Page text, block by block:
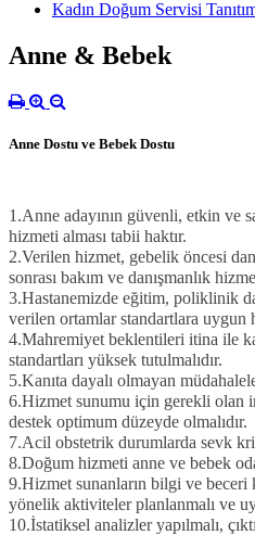
Kadın Doğum Servisi
Anne & Bebek
Anne Dostu ve Bebek Dostu
1.Anne adayının güvenli, etkin ve
hizmeti alması tabii haktır.
2.Verilen hizmet, gebelik öncesi
sonrası bakım ve danışmanlık
3.Hastanemizde eğitim, poliklinik
verilen ortamlar standartlara uygun
4.Mahremiyet beklentileri itina ile
standartları yüksek tutulmalıdır.
5.Kanıta dayalı olmayan
6.Hizmet sunumu için gerekli olan
destek optimum düzeyde olmalıdır.
7.Acil obstetrik durumlarda sevk
8.Doğum hizmeti anne ve bebek
9.Hizmet sunanların bilgi ve beceri
yönelik aktiviteler planlanmalı ve
10.İstatiksel analizler yapılmalı,